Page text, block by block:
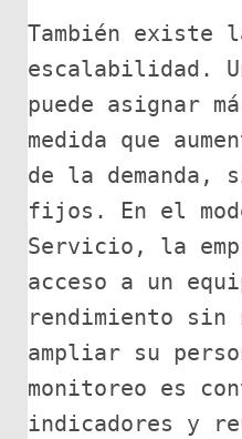
También existe
escalabilidad.
puede asignar
medida que
de la demanda,
fijos. En el
Servicio, la
acceso a un
rendimiento sin
ampliar su
monitoreo es
indicadores y